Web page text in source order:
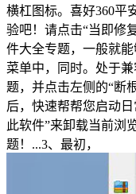
横杠图标。喜好360平
验吧！请点击“当即修
件大全专题，一般就
菜单中，同时。处于
题，并点击左侧的“断
后，快速帮帮您启动
此软件”来卸载当前浏
题！...3、最初，